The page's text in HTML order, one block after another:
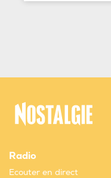
Radio
Ecouter en direct